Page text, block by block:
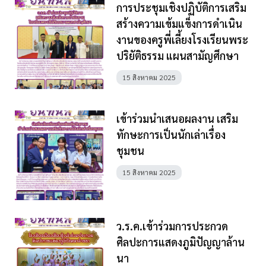
การประชุมเชิงปฏิบัติการเสริม
สร้างความเข้มแข็งการดำเนิน
งานของครูพี่เลี้ยงโรงเรียนพระ
ปริยัติธรรม แผนสามัญศึกษา
15 สิงหาคม 2025
เข้าร่วมนำเสนอผลงาน เสริม
ทักษะการเป็นนักเล่าเรื่อง
ชุมชน
15 สิงหาคม 2025
ว.ร.ค.เข้าร่วมการประกวด
ศิลปะการแสดงภูมิปัญญาล้าน
นา